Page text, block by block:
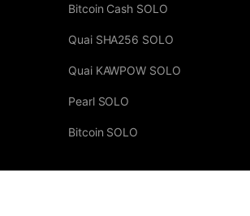
Bitcoin Cash SOLO
Quai SHA256 SOLO
Quai KAWPOW SOLO
Pearl SOLO
Bitcoin SOLO